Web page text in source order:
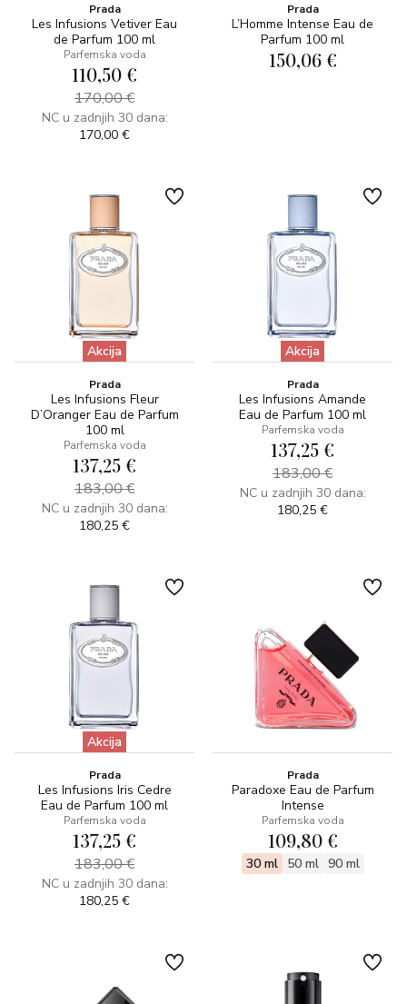
Prada
Les Infusions Vetiver Eau
de Parfum 100 ml
Parfemska voda
110,50 €
170,00 €
NC u zadnjih 30 dana:
170,00 €
Prada
L’Homme Intense Eau de
Parfum 100 ml
150,06 €
Akcija
Prada
Les Infusions Fleur
D’Oranger Eau de Parfum
100 ml
Parfemska voda
137,25 €
183,00 €
NC u zadnjih 30 dana:
180,25 €
Akcija
Prada
Les Infusions Amande
Eau de Parfum 100 ml
Parfemska voda
137,25 €
183,00 €
NC u zadnjih 30 dana:
180,25 €
Akcija
Prada
Les Infusions Iris Cedre
Eau de Parfum 100 ml
Parfemska voda
137,25 €
183,00 €
NC u zadnjih 30 dana:
180,25 €
Prada
Paradoxe Eau de Parfum
Intense
Parfemska voda
109,80 €
30 ml 50 ml 90 ml